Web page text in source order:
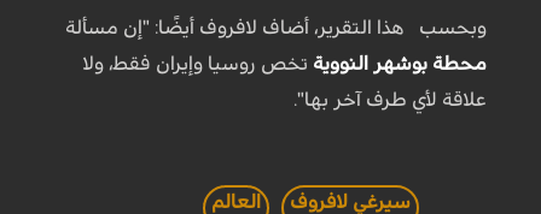
وبحسب هذا التقرير، أضاف لافروف أيضًا: "إن مسألة
محطة بوشهر النووية تخص روسيا وإيران فقط، ولا
علاقة لأي طرف آخر بها".
سيرغي لافروف العالم